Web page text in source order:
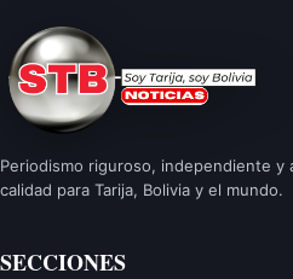
Periodismo riguroso, independiente y
calidad para Tarija, Bolivia y el mundo.
SECCIONES